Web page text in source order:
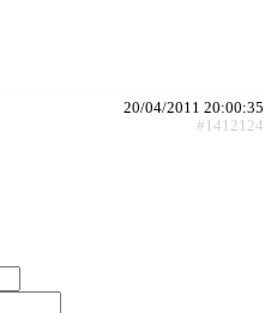
20/04/2011 20:00:35
#1412124